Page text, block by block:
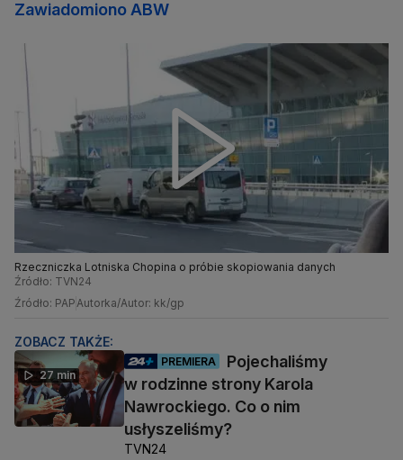
Zawiadomiono ABW
Rzeczniczka Lotniska Chopina o próbie skopiowania danych
Źródło: TVN24
Źródło: PAPAutorka/Autor: kk/gp
ZOBACZ TAKŻE:
27 min
PREMIERA
Pojechaliśmy
w rodzinne strony Karola
Nawrockiego. Co o nim
usłyszeliśmy?
TVN24